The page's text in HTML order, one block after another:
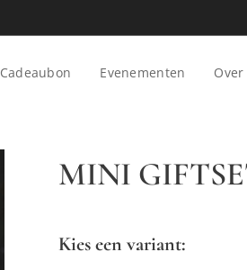
Cadeaubon Evenementen Over
MINI
Kies een variant: